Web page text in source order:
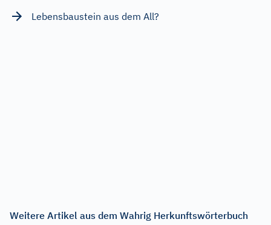
Lebensbaustein aus dem All?
Weitere Artikel aus dem Wahrig Herkunftswörterbuch